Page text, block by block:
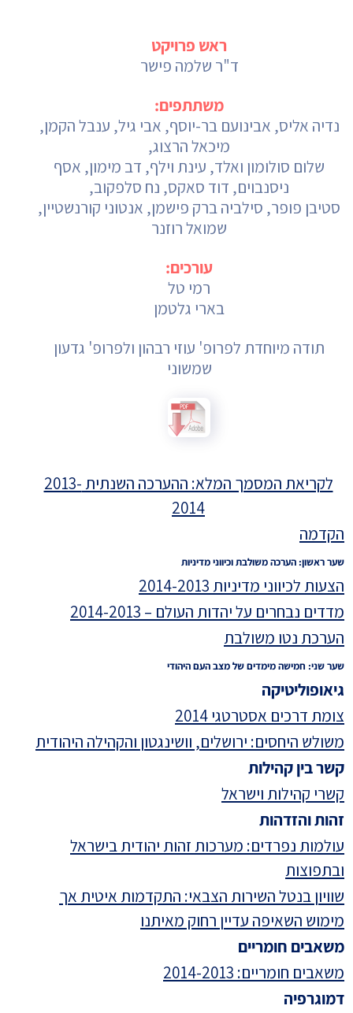
ראש פרויקט
ד"ר שלמה פישר
משתתפים:
נדיה אליס, אבינועם בר-יוסף, אבי גיל, ענבל הקמן,
מיכאל הרצוג,
שלום סולומון ואלד, עינת וילף, דב מימון, אסף
ניסנבוים, דוד סאקס, נח סלפקוב,
סטיבן פופר, סילביה ברק פישמן, אנטוני קורנשטיין,
שמואל רוזנר
עורכים:
רמי טל
בארי גלטמן
תודה מיוחדת לפרופ' עוזי רבהון ולפרופ' גדעון
שמשוני
לקריאת המסמך המלא: ההערכה השנתית 2013-
2014
הקדמה
שער ראשון: הערכה משולבת וכיווני מדיניות
הצעות לכיווני מדיניות 2014-2013
מדדים נבחרים על יהדות העולם – 2014-2013
הערכת נטו משולבת
שער שני: חמישה מימדים של מצב העם היהודי
גיאופוליטיקה
צומת דרכים אסטרטגי 2014
משולש היחסים: ירושלים, וושינגטון והקהילה היהודית
קשר בין קהילות
קשרי קהילות וישראל
זהות והזדהות
עולמות נפרדים: מערכות זהות יהודית בישראל
ובתפוצות
שוויון בנטל השירות הצבאי: התקדמות איטית אך
מימוש השאיפה עדיין רחוק מאיתנו
משאבים חומריים
משאבים חומריים: 2014-2013
דמוגרפיה